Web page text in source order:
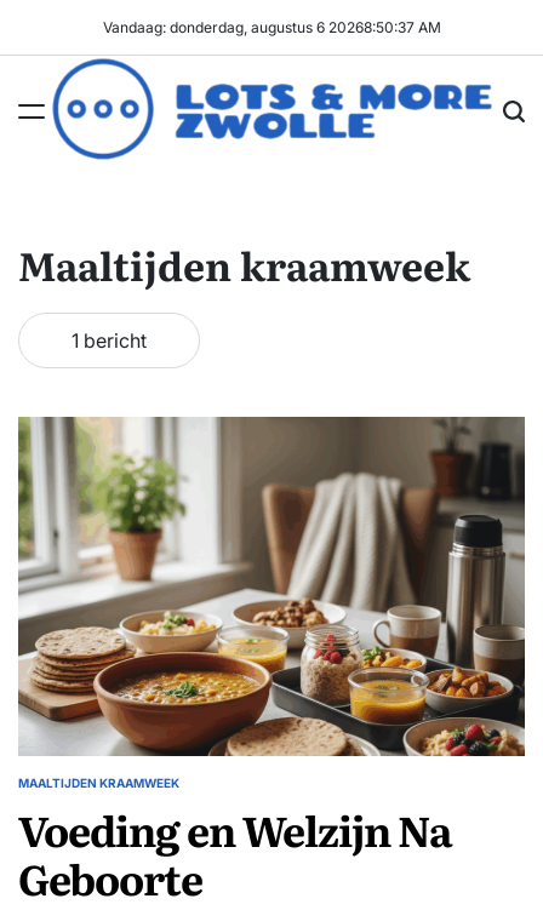
inhoud
Vandaag: donderdag, augustus 6 20268:50:37 AM
Zwolle
Maaltijden kraamweek
1 bericht
GEPLAATST
MAALTIJDEN KRAAMWEEK
Voeding en Welzijn Na
Geboorte